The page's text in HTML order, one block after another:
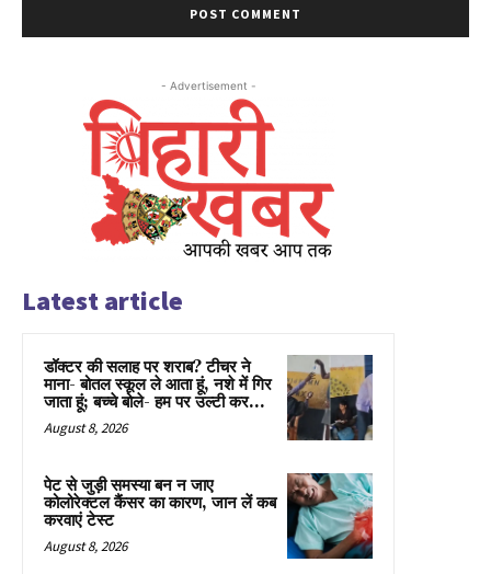
- Advertisement -
Latest article
डॉक्टर की सलाह पर शराब? टीचर ने
माना- बोतल स्कूल ले आता हूं, नशे में गिर
जाता हूं; बच्चे बोले- हम पर उल्टी कर...
August 8, 2026
पेट से जुड़ी समस्या बन न जाए
कोलोरेक्टल कैंसर का कारण, जान लें कब
करवाएं टेस्ट
August 8, 2026